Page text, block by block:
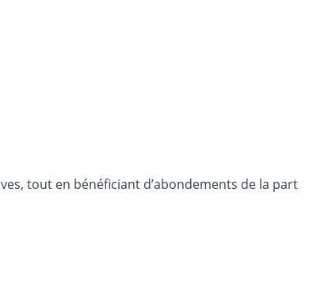
tout en bénéficiant d’abondements de la part